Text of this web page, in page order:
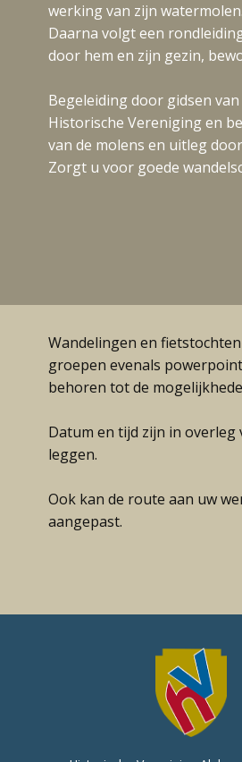
werking van zijn watermolen.
Daarna volgt een
door hem en zijn gezin,
Begeleiding door gidsen van
Historische Vereniging en
van de molens en uitleg
Zorgt u voor goede
Wandelingen en
groepen evenals
behoren tot de
Datum en tijd zijn in overleg
leggen.
Ook kan de route aan uw
aangepast.